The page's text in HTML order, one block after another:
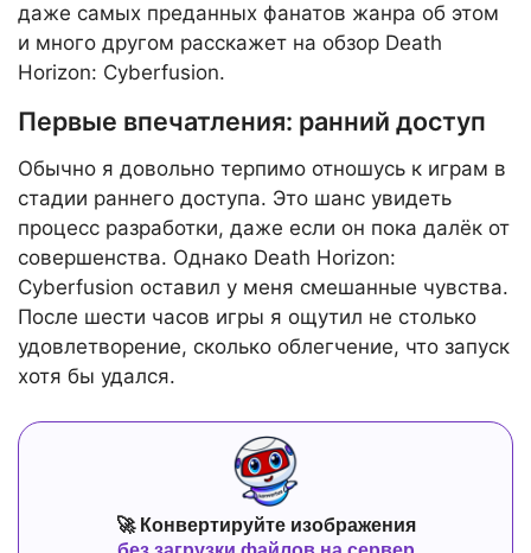
даже самых преданных фанатов жанра об этом
и много другом расскажет на обзор Death
Horizon: Cyberfusion.
Первые впечатления: ранний доступ
Обычно я довольно терпимо отношусь к играм в
стадии раннего доступа. Это шанс увидеть
процесс разработки, даже если он пока далёк от
совершенства. Однако Death Horizon:
Cyberfusion оставил у меня смешанные чувства.
После шести часов игры я ощутил не столько
удовлетворение, сколько облегчение, что запуск
хотя бы удался.
🚀 Конвертируйте изображения